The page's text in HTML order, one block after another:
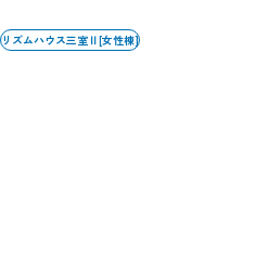
リズムハウス三室Ⅱ[女性棟]